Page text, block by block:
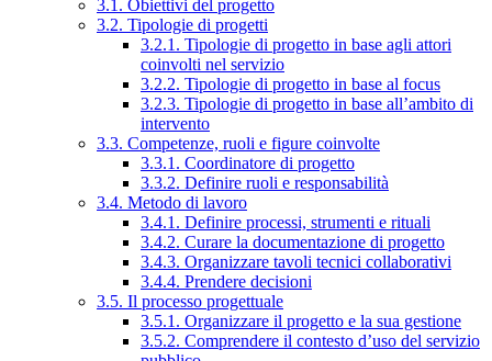
3.1. Obiettivi del progetto
3.2. Tipologie di progetti
3.2.1. Tipologie di progetto in base agli attori
coinvolti nel servizio
3.2.2. Tipologie di progetto in base al focus
3.2.3. Tipologie di progetto in base all’ambito di
intervento
3.3. Competenze, ruoli e figure coinvolte
3.3.1. Coordinatore di progetto
3.3.2. Definire ruoli e responsabilità
3.4. Metodo di lavoro
3.4.1. Definire processi, strumenti e rituali
3.4.2. Curare la documentazione di progetto
3.4.3. Organizzare tavoli tecnici collaborativi
3.4.4. Prendere decisioni
3.5. Il processo progettuale
3.5.1. Organizzare il progetto e la sua gestione
3.5.2. Comprendere il contesto d’uso del servizio